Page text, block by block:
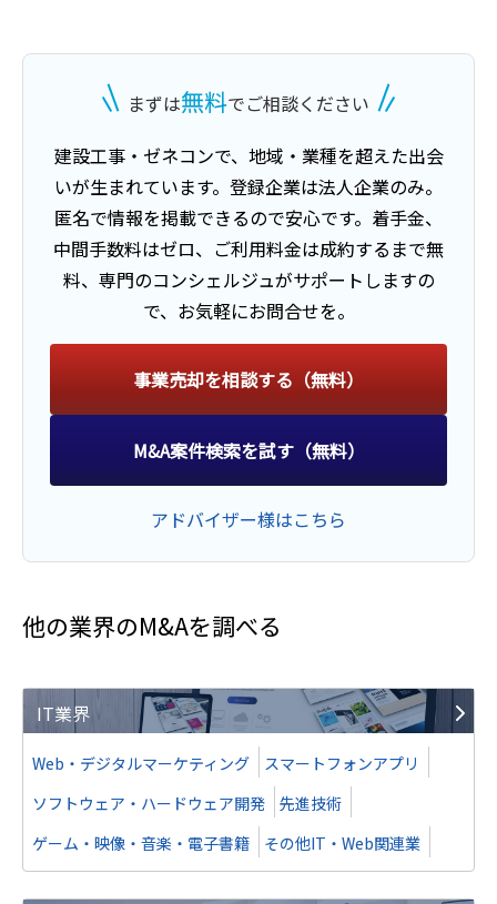
まずは無料でご相談ください
建設工事・ゼネコンで、地域・業種を超えた出会
いが生まれています。 登録企業は法人企業のみ。
匿名で情報を掲載できるので安心です。 着手金、
中間手数料はゼロ、ご利用料金は成約するまで無
料、 専門のコンシェルジュがサポートしますの
で、お気軽にお問合せを。
事業売却を相談する（無料）
M&A案件検索を試す（無料）
アドバイザー様はこちら
他の業界のM&Aを調べる
IT業界
Web・デジタルマーケティング
スマートフォンアプリ
ソフトウェア・ハードウェア開発
先進技術
ゲーム・映像・音楽・電子書籍
その他IT・Web関連業